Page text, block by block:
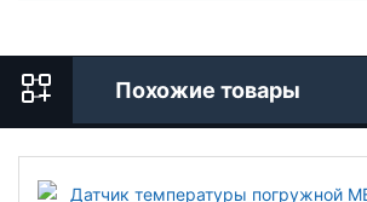
Похожие товары